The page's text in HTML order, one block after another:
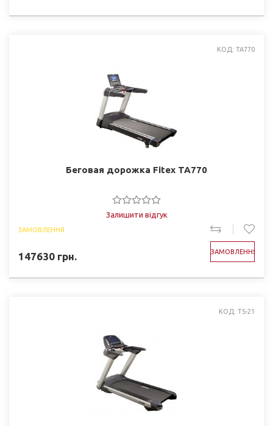
КОД: TA770
Беговая дорожка Fitex TA770
Залишити відгук
ЗАМОВЛЕННЯ
147630 грн. ЗАМОВЛЕННЯ
КОД: TS-21